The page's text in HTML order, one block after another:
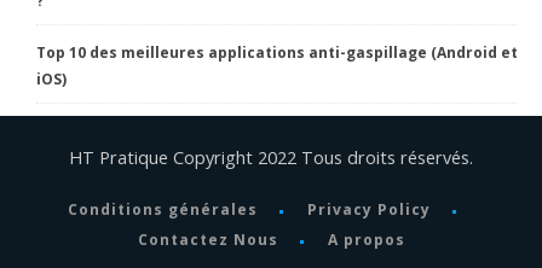
Top 10 des meilleures applications anti-gaspillage (Android et
iOS)
HT Pratique Copyright 2022 Tous droits réservés.
Conditions générales
Privacy Policy
Contactez Nous
A propos